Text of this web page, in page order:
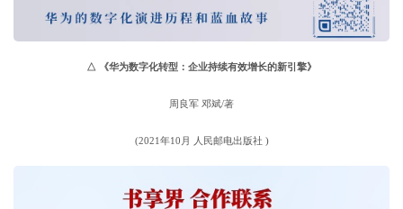
△ 《华为数字化转型：企业持续有效增长的新引擎》
周良军 邓斌/著
(2021年10月 人民邮电出版社 )